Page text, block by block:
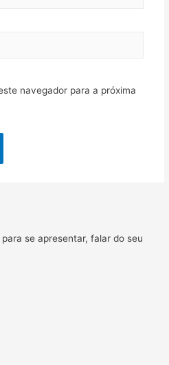
navegador para a próxima
se apresentar, falar do seu